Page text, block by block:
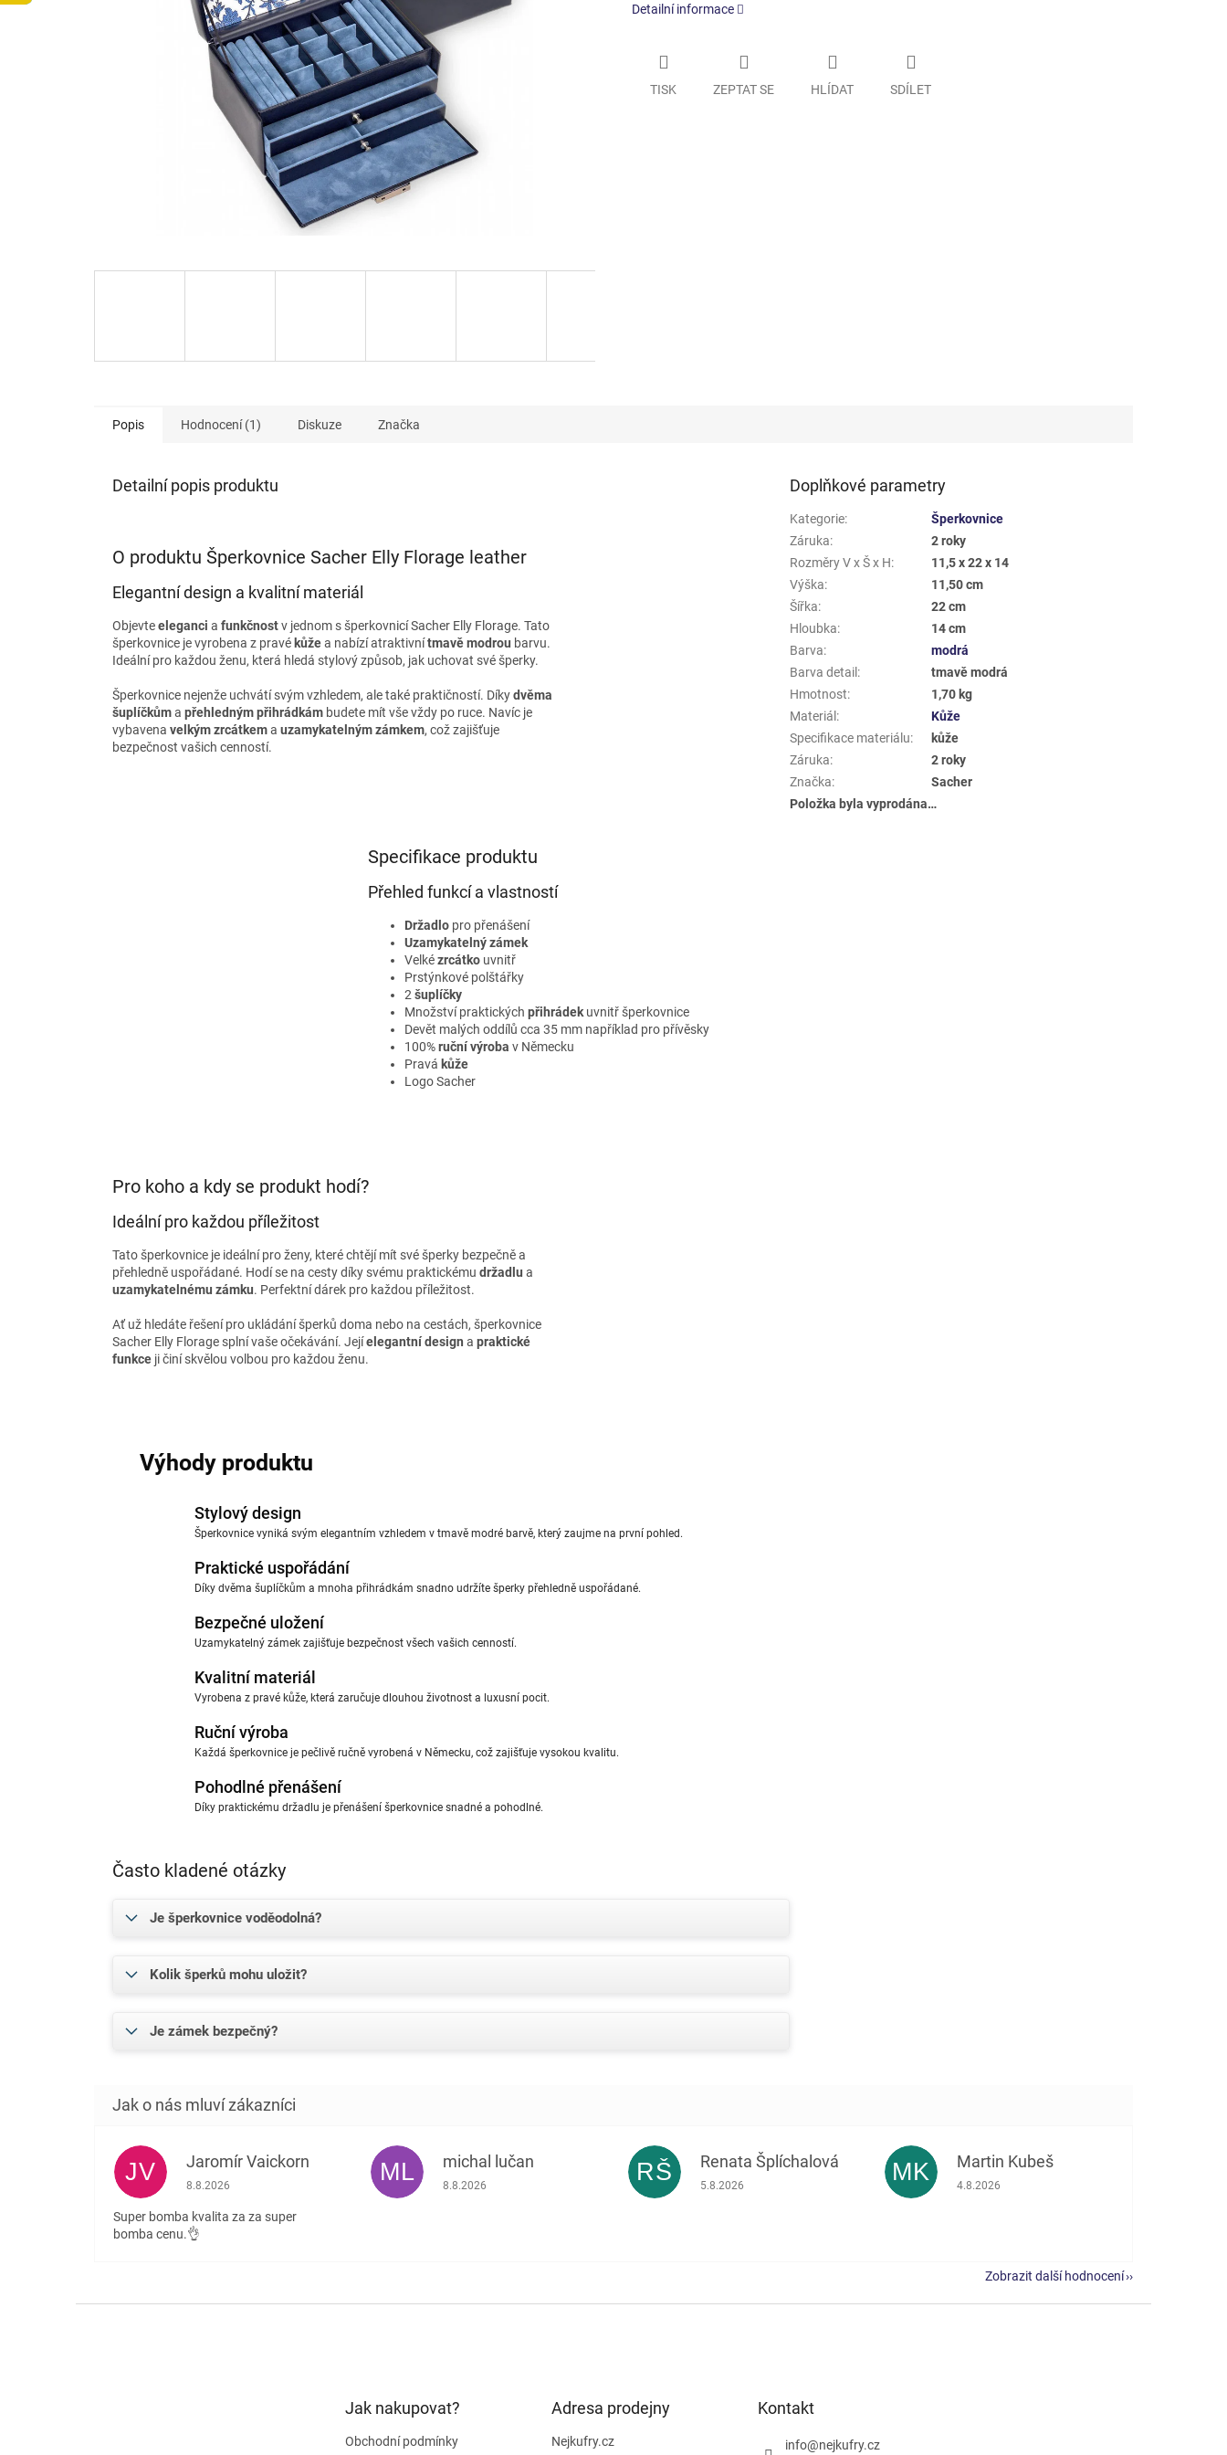
Detailní informace
TISK ZEPTAT SE HLÍDAT SDÍLET
Popis Hodnocení (1) Diskuze Značka
Detailní popis produktu
O produktu Šperkovnice Sacher Elly Florage leather
Elegantní design a kvalitní materiál
Objevteeleganci a funkčnostv jednom s šperkovnicí Sacher Elly Florage. Tato
šperkovnice je vyrobena z pravé kůžea nabízí atraktivnítmavě modrou barvu.
Ideální pro každou ženu, která hledá stylový způsob, jak uchovat své šperky.
Šperkovnice nejenže uchvátí svým vzhledem, ale také praktičností. Díkydvěma
šuplíčkůma přehledným přihrádkám budete mít vše vždy po ruce. Navíc je
vybavena velkým zrcátkema uzamykatelným zámkem, což zajišťuje
bezpečnost vašich cenností.
Specifikace produktu
Přehled funkcí a vlastností
Držadlopro přenášení
Uzamykatelný zámek
Velkézrcátkouvnitř
Prstýnkové polštářky
2 šuplíčky
Množství praktických přihrádekuvnitř šperkovnice
Devět malých oddílů cca 35 mm například pro přívěsky
100%ruční výroba v Německu
Pravá kůže
Logo Sacher
Pro koho a kdy se produkt hodí?
Ideální pro každou příležitost
Tato šperkovnice je ideální pro ženy, které chtějí mít své šperky bezpečně a
přehledně uspořádané. Hodí se na cesty díky svému praktickému držadlu a
uzamykatelnému zámku. Perfektní dárek pro každou příležitost.
Ať už hledáte řešení pro ukládání šperků doma nebo na cestách, šperkovnice
Sacher Elly Florage splní vaše očekávání. Jejíelegantní design a praktické
funkce ji činí skvělou volbou pro každou ženu.
Výhody produktu
Stylový design
Šperkovnice vyniká svým elegantním vzhledem v tmavě modré barvě, který zaujme na první pohled.
Praktické uspořádání
Díky dvěma šuplíčkům a mnoha přihrádkám snadno udržíte šperky přehledně uspořádané.
Bezpečné uložení
Uzamykatelný zámek zajišťuje bezpečnost všech vašich cenností.
Kvalitní materiál
Vyrobena z pravé kůže, která zaručuje dlouhou životnost a luxusní pocit.
Ruční výroba
Každá šperkovnice je pečlivě ručně vyrobená v Německu, což zajišťuje vysokou kvalitu.
Pohodlné přenášení
Díky praktickému držadlu je přenášení šperkovnice snadné a pohodlné.
Často kladené otázky
Je šperkovnice voděodolná?
Kolik šperků mohu uložit?
Je zámek bezpečný?
Doplňkové parametry
Kategorie:
Šperkovnice
Záruka:
2 roky
Rozměry V x Š x H:
11,5 x 22 x 14
Výška:
11,50 cm
Šířka:
22 cm
Hloubka:
14 cm
Barva:
modrá
Barva detail :
tmavě modrá
Hmotnost:
1,70 kg
Materiál :
Kůže
Specifikace materiálu:
kůže
Záruka:
2 roky
Značka:
Sacher
Položka byla vyprodána…
JV Jaromír Vaickorn
Hodnocení obchodu je 5 z 5 hvězdiček.
8.8.2026
Super bomba kvalita za za super
bomba cenu.👌
ML michal lučan
Hodnocení obchodu je 5 z 5 hvězdiček.
8.8.2026 RŠ Renata Šplíchalová
Hodnocení obchodu je 5 z 5 hvězdiček.
5.8.2026 MK Martin Kubeš
Hodnocení obchodu je 5 z 5 hvězdiček.
4.8.2026
Zobrazit další hodnocení
Jak nakupovat?
Obchodní podmínky
Adresa prodejny
Nejkufry.cz
Kontakt
info@nejkufry.cz